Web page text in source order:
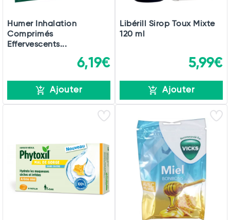
Humer Inhalation
Comprimés
Effervescents...
6,19€
Ajouter
Libérill Sirop Toux Mixte
120 ml
5,99€
Ajouter